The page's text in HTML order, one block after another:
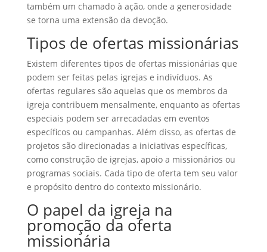
também um chamado à ação, onde a generosidade
se torna uma extensão da devoção.
Tipos de ofertas missionárias
Existem diferentes tipos de ofertas missionárias que
podem ser feitas pelas igrejas e indivíduos. As
ofertas regulares são aquelas que os membros da
igreja contribuem mensalmente, enquanto as ofertas
especiais podem ser arrecadadas em eventos
específicos ou campanhas. Além disso, as ofertas de
projetos são direcionadas a iniciativas específicas,
como construção de igrejas, apoio a missionários ou
programas sociais. Cada tipo de oferta tem seu valor
e propósito dentro do contexto missionário.
O papel da igreja na
promoção da oferta
missionária